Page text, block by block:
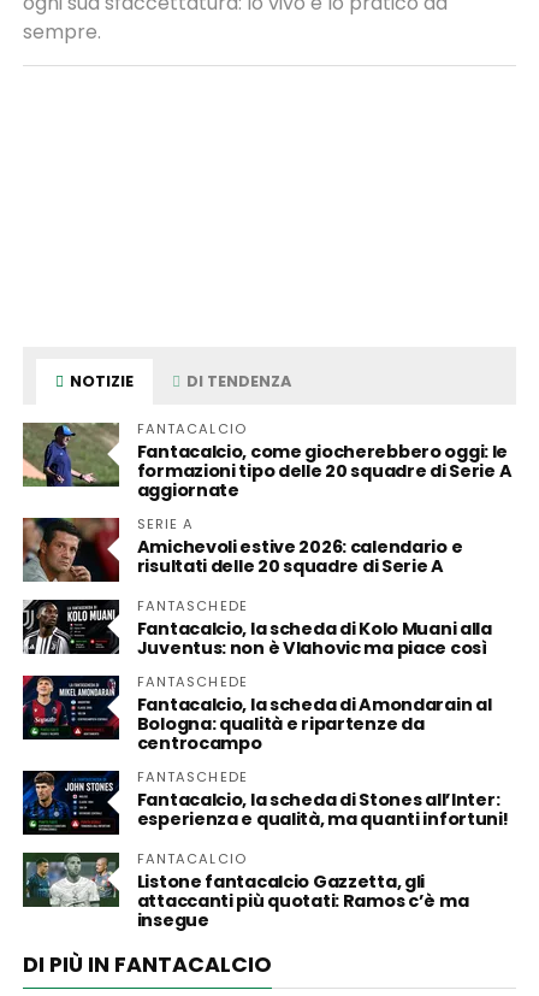
sempre.
NOTIZIE DI TENDENZA
FANTACALCIO
Fantacalcio, come giocherebbero oggi: le
formazioni tipo delle 20 squadre di Serie A
aggiornate
SERIE A
Amichevoli estive 2026: calendario e
risultati delle 20 squadre di Serie A
FANTASCHEDE
Fantacalcio, la scheda di Kolo Muani alla
Juventus: non è Vlahovic ma piace così
FANTASCHEDE
Fantacalcio, la scheda di Amondarain al
Bologna: qualità e ripartenze da
centrocampo
FANTASCHEDE
Fantacalcio, la scheda di Stones all’Inter:
esperienza e qualità, ma quanti infortuni!
FANTACALCIO
Listone fantacalcio Gazzetta, gli
attaccanti più quotati: Ramos c’è ma
insegue
DI PIÙ IN FANTACALCIO